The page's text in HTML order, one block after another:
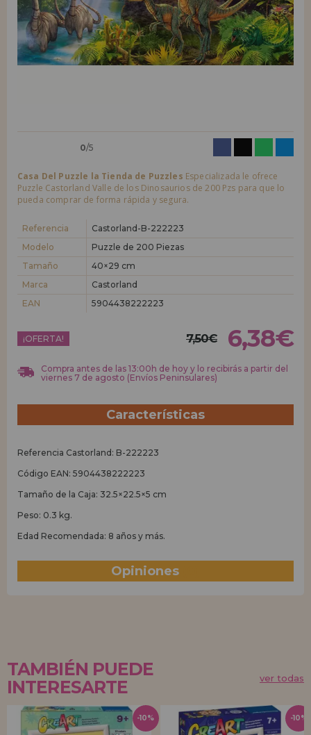
LIQUIDACIONES
INFORMACIÓN
Quiero registrarme como
nuevo cliente
Al crear una cuenta en casadelpuzzle.com podrás realizar tus compras
rápidamente en nuestra tienda virtual, revisar el estado de tus pedidos
nuevo distribuidor
¿Eres Profesional o Empresa?. ¿Quieres vender en tu negocio
condiciones de ventas con descuentos especiales para la distribución.
¡Adelante! Te estábamos esperando.
REGISTRO DISTRIBUIDOR
0/5
Casa Del Puzzle la Tienda de Puzzles Especializada le ofrece
Puzzle Castorland Valle de los Dinosaurios de 200 Pzs para que lo
pueda comprar de forma rápida y segura.
Referencia
Castorland-B-222223
Modelo
Puzzle de 200 Piezas
Tamaño
40×29 cm
Marca
Castorland
EAN
5904438222223
¡OFERTA! 7,50€ 6,38€
Compra antes de las 13:00h de hoy y lo recibirás a partir del
viernes 7 de agosto (Envíos Peninsulares)
Características
Referencia Castorland: B-222223
Código EAN: 5904438222223
Tamaño de la Caja: 32.5×22.5×5 cm
Peso: 0.3 kg.
Edad Recomendada: 8 años y más.
Opiniones
TAMBIÉN PUEDE
INTERESARTE
ver todas
-10% -10%